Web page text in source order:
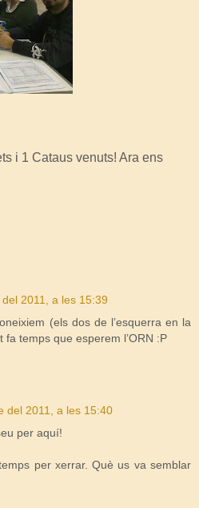
i 1 Cataus venuts! Ara ens
2011, a les 15:39
(els dos de l’esquerra en la
temps que esperem l’ORN :P
del 2011, a les 15:40
per aquí!
per xerrar. Què us va semblar